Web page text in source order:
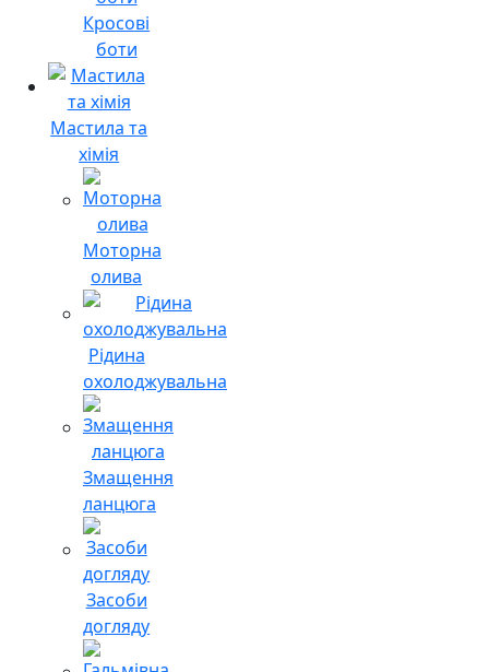
Кросові
боти
Мастила та
хімія
Моторна
олива
Рідина
охолоджувальна
Змащення
ланцюга
Засоби
догляду